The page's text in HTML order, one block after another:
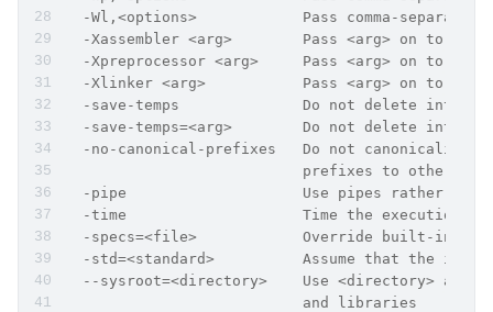
-Wl,<options>            Pass comma-separated
-Xassembler <arg>        Pass <arg> on to the
-Xpreprocessor <arg>     Pass <arg> on to the
-Xlinker <arg>           Pass <arg> on to the
-save-temps              Do not delete
-save-temps=<arg>        Do not delete
-no-canonical-prefixes   Do not canonicalize
prefixes to other gcc
-pipe                    Use pipes rather
-time                    Time the execution
-specs=<file>            Override built-in
-std=<standard>          Assume that the
--sysroot=<directory>    Use <directory> as
                           and libraries